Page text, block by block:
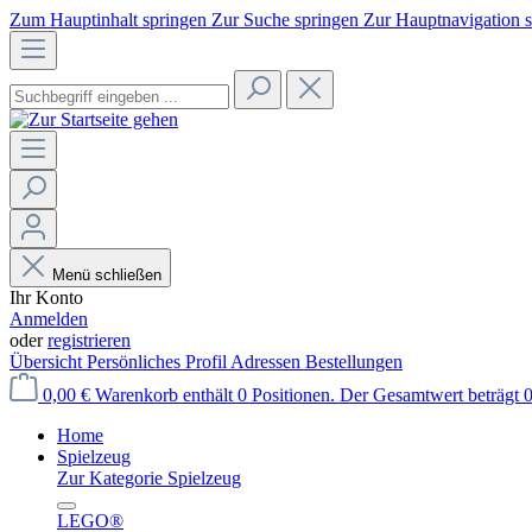
Zum Hauptinhalt springen Zur Suche springen Zur Hauptnavigation
Menü schließen
Ihr Konto
Anmelden
oderregistrieren
Übersicht Persönliches Profil Adressen Bestellungen
0,00 € Warenkorb enthält 0 Positionen. Der Gesamtwert beträgt
Home
Spielzeug
Zur Kategorie Spielzeug
LEGO®